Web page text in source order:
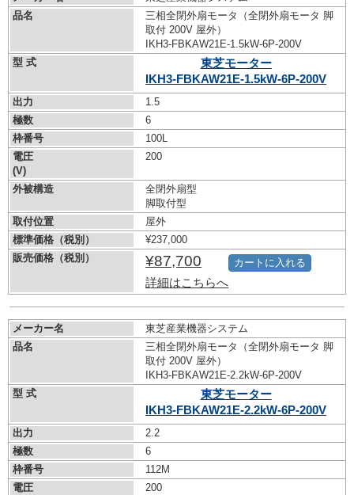
品名
三相全閉外扇モータ（全閉外扇モータ 脚
取付 200V 屋外）
IKH3-FBKAW21E-1.5kW-6P-200V
型 式
東芝モーター
IKH3-FBKAW21E-1.5kW-6P-200V
出力
1.5
極数
6
枠番号
100L
電圧
(V)
200
外被構造
全閉外扇型
脚取付型
取付位置
屋外
標準価格（税別）
¥237,000
販売価格（税別）
¥87,700
詳細はこちらへ
カートに入れる
メーカー名
東芝産業機器システム
品名
三相全閉外扇モータ（全閉外扇モータ 脚
取付 200V 屋外）
IKH3-FBKAW21E-2.2kW-6P-200V
型 式
東芝モーター
IKH3-FBKAW21E-2.2kW-6P-200V
出力
2.2
極数
6
枠番号
112M
電圧
200